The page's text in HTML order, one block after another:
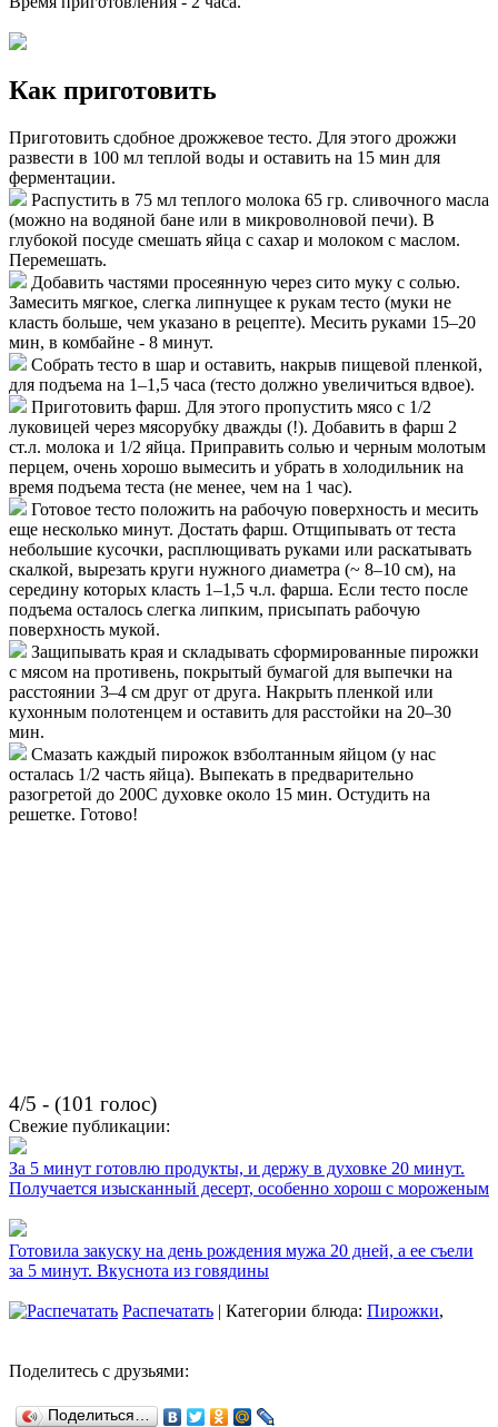
Как приготовить
Приготовить сдобное дрожжевое тесто. Для этого дрожжи
развести в 100 мл теплой воды и оставить на 15 мин для
ферментации.
Распустить в 75 мл теплого молока 65 гр. сливочного масла
(можно на водяной бане или в микроволновой печи). В
глубокой посуде смешать яйца с сахар и молоком с маслом.
Перемешать.
Добавить частями просеянную через сито муку с солью.
Замесить мягкое, слегка липнущее к рукам тесто (муки не
класть больше, чем указано в рецепте). Месить руками 15–20
мин, в комбайне - 8 минут.
Собрать тесто в шар и оставить, накрыв пищевой пленкой,
для подъема на 1–1,5 часа (тесто должно увеличиться вдвое).
Приготовить фарш. Для этого пропустить мясо с 1/2
луковицей через мясорубку дважды (!). Добавить в фарш 2
ст.л. молока и 1/2 яйца. Приправить солью и черным молотым
перцем, очень хорошо вымесить и убрать в холодильник на
время подъема теста (не менее, чем на 1 час).
Готовое тесто положить на рабочую поверхность и месить
еще несколько минут. Достать фарш. Отщипывать от теста
небольшие кусочки, расплющивать руками или раскатывать
скалкой, вырезать круги нужного диаметра (~ 8–10 см), на
середину которых класть 1–1,5 ч.л. фарша. Если тесто после
подъема осталось слегка липким, присыпать рабочую
поверхность мукой.
Защипывать края и складывать сформированные пирожки
с мясом на противень, покрытый бумагой для выпечки на
расстоянии 3–4 см друг от друга. Накрыть пленкой или
кухонным полотенцем и оставить для расстойки на 20–30
мин.
Смазать каждый пирожок взболтанным яйцом (у нас
осталась 1/2 часть яйца). Выпекать в предварительно
разогретой до 200С духовке около 15 мин. Остудить на
решетке. Готово!
4/5 - (101 голос)
Свежие публикации:
За 5 минут готовлю продукты, и держу в духовке 20 минут.
Получается изысканный десерт, особенно хорош с мороженым
Готовила закуску на день рождения мужа 20 дней, а ее съели
за 5 минут. Вкуснота из говядины
Распечатать | Категории блюда: Пирожки,
Поделитесь с друзьями:
Поделиться…